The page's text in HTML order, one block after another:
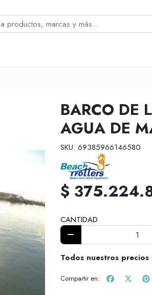
BARCO DE
AGUA DE
SKU: 69385966146580
$
CANTIDAD
Todos nuestros precios
Compartir en: